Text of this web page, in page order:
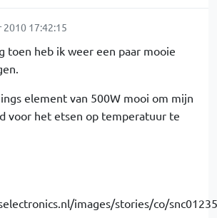
17:42:15
toen heb ik weer een paar mooie
element van 500W mooi om mijn
voor het etsen op temperatuur te